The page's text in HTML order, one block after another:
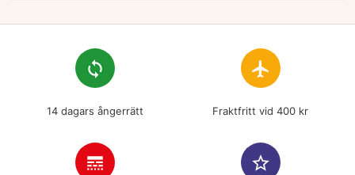
loop
14 dagars ångerrätt
flight
Fraktfritt vid 400 kr
line_style star_border